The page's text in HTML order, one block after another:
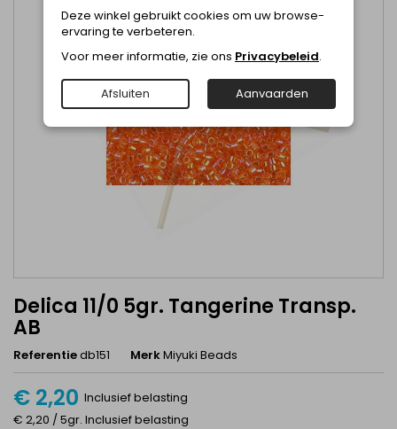
Delica 11/0 5gr. Tangerine Transp.
AB
Referentiedb151 MerkMiyuki Beads
€ 2,20 Inclusief belasting
€ 2,20 / 5gr. Inclusief belasting
Deze winkel gebruikt cookies om uw browse-
ervaring te verbeteren.
Voor meer informatie, zie ons Privacybeleid.
Afsluiten Aanvaarden